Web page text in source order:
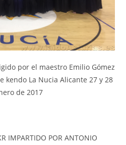
por el maestro Emilio Gómez
kendo La Nucia Alicante 27 y 28
de 2017
IMPARTIDO POR ANTONIO